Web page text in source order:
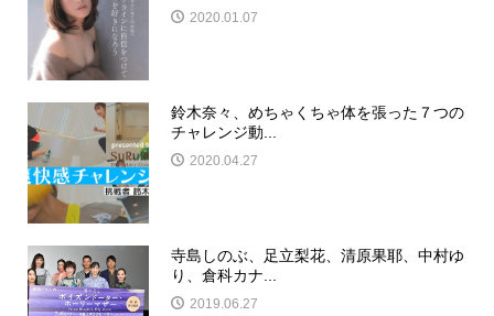
2020.01.07
鈴木奈々、めちゃくちゃ体を張った７つの
チャレンジ動...
2020.04.27
寺島しのぶ、足立梨花、清原果耶、中村ゆ
り、倉科カナ...
2019.06.27